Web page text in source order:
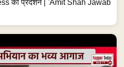
का प्रदर्शन | 'Amit Shah Jawab